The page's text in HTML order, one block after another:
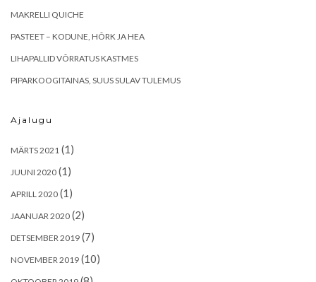
MAKRELLI QUICHE
PASTEET – KODUNE, HÕRK JA HEA
LIHAPALLID VÕRRATUS KASTMES
PIPARKOOGITAINAS, SUUS SULAV TULEMUS
Ajalugu
MÄRTS 2021 (1)
JUUNI 2020 (1)
APRILL 2020 (1)
JAANUAR 2020 (2)
DETSEMBER 2019 (7)
NOVEMBER 2019 (10)